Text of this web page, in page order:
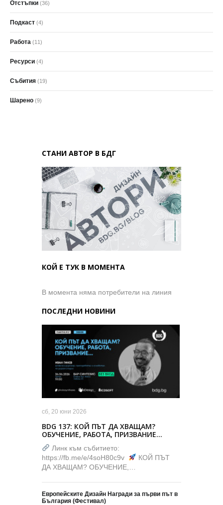
Отстъпки (36)
Подкаст (4)
Работа (11)
Ресурси (4)
Събития (19)
Шарено (9)
СТАНИ АВТОР В БДГ
КОЙ Е ТУК В МОМЕНТА
В момента няма потребители на линия
ПОСЛЕДНИ НОВИНИ
сб, 20 юни 2026
BDG 137: КОЙ ПЪТ ДА ХВАЩАМ?
ОБУЧЕНИЕ, РАБОТА, ПРИЗВАНИЕ…
Линк към събитието:
https://fb.me/e/4soH80c9v
КОЙ ПЪТ
ДА ХВАЩАМ? ОБУЧЕНИЕ,…
Европейските Дизайн Награди за първи път в
България (Фестивал)